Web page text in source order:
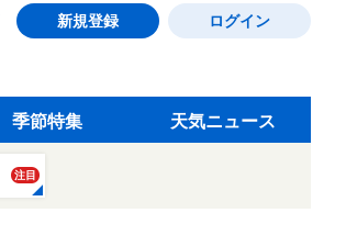
新規登録 ログイン
季節特集 天気ニュース
注目